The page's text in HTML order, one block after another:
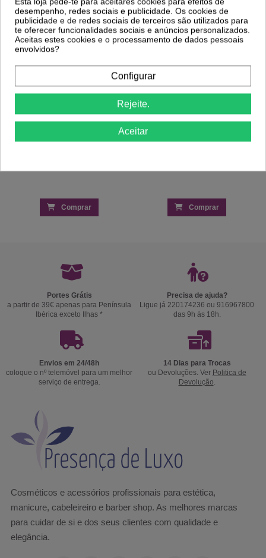
error_outline This product is not
available.
Pedido de produto
3,24 €
Comprar Comprar
Portes Grátis
a partir de 39€ apenas para Península
Ibérica exceto Ilhas *
Precisa de ajuda?
Ligue já 220174236 ou 916967800
das 9h às 18h.
Envios em 24/48h
coloque o nº telemóvel para um melhor
serviço de entrega.
14 Dias para Trocas
ou Devoluções. Ver Politica de
Devolução.
Cosméticos e acessórios profissionais para estética,
manicure, cabeleireiro e barber shop. As melhores marcas
para cuidar de si e dos seus clientes com qualidade e
elegância.
desempenho, redes sociais e publicidade. Os cookies de
publicidade e de redes sociais de terceiros são utilizados para
te oferecer funcionalidades sociais e anúncios personalizados.
Aceitas estes cookies e o processamento de dados pessoais
envolvidos?
Configurar
Rejeite.
Aceitar